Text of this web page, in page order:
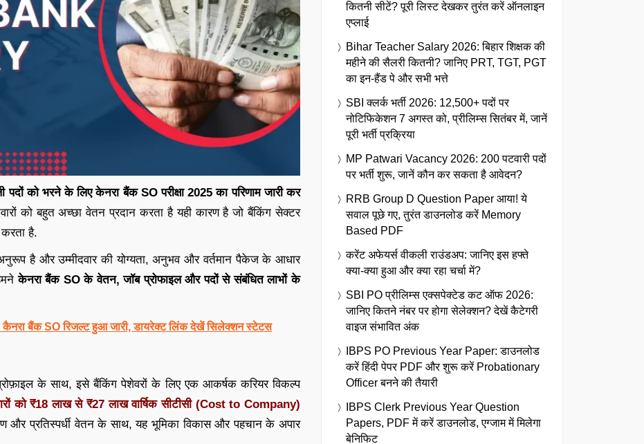
को भरने के लिए केनरा बैंक SO परीक्षा 2025 का परिणाम जारी कर
को बहुत अच्छा वेतन प्रदान करता है यही कारण है जो बैंकिंग सेक्टर
है.
है और उम्मीदवार की योग्यता, अनुभव और वर्तमान पैकेज के आधार
केनरा बैंक SO के वेतन, जॉब प्रोफाइल और पदों से संबंधित लाभों के
बैंक SO रिजल्ट हुआ जारी, डायरेक्ट लिंक देखें सिलेक्शन स्टेटस
के साथ, इसे बैंकिंग पेशेवरों के लिए एक आकर्षक करियर विकल्प
को ₹18 लाख से ₹27 लाख वार्षिक सीटीसी (Cost to Company)
और प्रतिस्पर्धी वेतन के साथ, यह भूमिका विकास और पहचान के अपार
कितनी सीटें? पूरी लिस्ट देखकर तुरंत करें ऑनलाइन
एप्लाई
Bihar Teacher Salary 2026: बिहार शिक्षक की
महीने की सैलरी कितनी? जानिए PRT, TGT, PGT
का इन-हैंड पे और सभी भत्ते
SBI क्लर्क भर्ती 2026: 12,500+ पदों पर
नोटिफिकेशन 7 अगस्त को, प्रीलिम्स सितंबर में, जानें
पूरी भर्ती प्रक्रिया
MP Patwari Vacancy 2026: 200 पटवारी पदों
पर भर्ती शुरू, जानें कौन कर सकता है आवेदन?
RRB Group D Question Paper आया! ये
सवाल पूछे गए, तुरंत डाउनलोड करें Memory
Based PDF
करेंट अफेयर्स वीकली राउंडअप: जानिए इस हफ्ते
क्या-क्या हुआ और क्या रहा चर्चा में?
SBI PO प्रीलिम्स एक्सपेक्टेड कट ऑफ 2026:
जानिए कितने नंबर पर होगा सेलेक्शन? देखें कैटेगरी
वाइज संभावित अंक
IBPS PO Previous Year Paper: डाउनलोड
करें हिंदी पेपर PDF और शुरू करें Probationary
Officer बनने की तैयारी
IBPS Clerk Previous Year Question
Papers, PDF में करें डाउनलोड, एग्जाम में मिलेगा
बेनिफिट